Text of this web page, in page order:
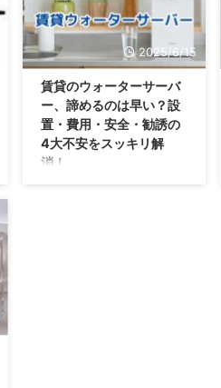
あったら、毎日の暮らしがも
っと快適で豊かになると思い
ませんか。 この記事では、
「お茶が出るウォーターサー
バー」の便利な機能から、気
になる料金や衛生面の問題、
さらには普通の水でもお茶は
おいしく作れるのか、という
基本的な疑問まで、まるっと
2025/6/15
賃貸のウォーターサーバ
ー、諦めるのは早い？設
置・費用・安全・勧誘の
4大不安をスッキリ解
消！